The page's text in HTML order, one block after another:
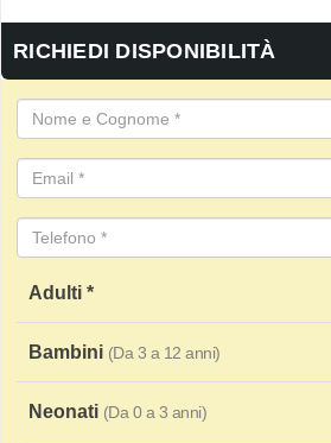
RICHIEDI DISPONIBILITÀ
Adulti *
Bambini (Da 3 a 12 anni)
Neonati (Da 0 a 3 anni)